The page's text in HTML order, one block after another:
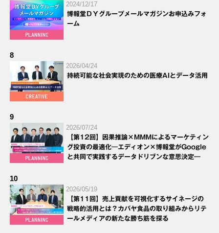
2024/12/17
博報堂ＤＹグループメールマガジンお申込みフォ
ーム
8
2026/04/24
持続可能な社会実現のための医療AIとデータ活用
9
2026/07/24
【第12回】因果推論×MMMによるマーケティン
グ投資の最適化―エディオン×博報堂がGoogle
と共同で実践するデータドリブンな意思決定―
10
2026/05/19
【第11回】売上貢献を可視化するサイネージの
戦略的活用とは？カバヤ食品の取り組みからリテ
ールメディアの新たな勝ち筋を探る